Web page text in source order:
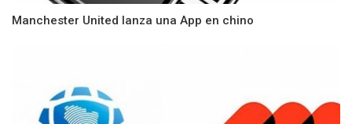
Manchester United lanza una App en chino